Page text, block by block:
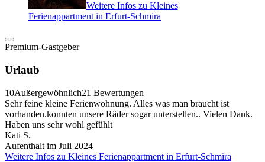
Weitere Infos zu Kleines
Ferienappartment in Erfurt-Schmira
Premium-Gastgeber
Urlaub
10Außergewöhnlich21 Bewertungen
Sehr feine kleine Ferienwohnung. Alles was man braucht ist
vorhanden.konnten unsere Räder sogar unterstellen.. Vielen Dank.
Haben uns sehr wohl gefühlt
Kati S.
Aufenthalt im Juli 2024
Weitere Infos zu Kleines Ferienappartment in Erfurt-Schmira